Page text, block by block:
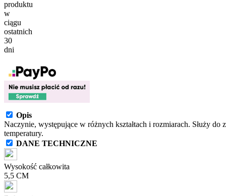
produktu
w
ciągu
ostatnich
30
dni
Opis
Naczynie, występujące w różnych kształtach i rozmiarach. Służy
temperatury.
DANE TECHNICZNE
Wysokość całkowita
5,5 CM